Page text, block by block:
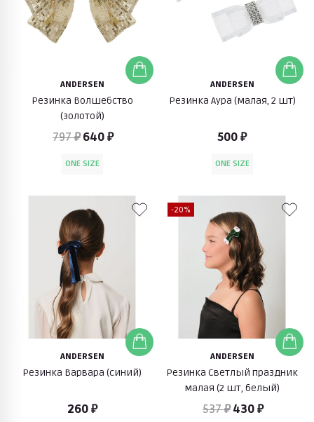
ANDERSEN
Резинка Волшебство
(золотой)
797 ₽ 640 ₽
ONE SIZE
ANDERSEN
Резинка Аура (малая, 2 шт)
500 ₽
ONE SIZE
ANDERSEN
Резинка Варвара (синий)
260 ₽
-20%
ANDERSEN
Резинка Светлый праздник
малая (2 шт, белый)
537 ₽ 430 ₽